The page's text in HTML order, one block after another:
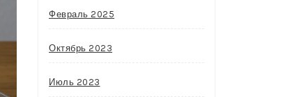
Февраль 2025
Октябрь 2023
Июль 2023